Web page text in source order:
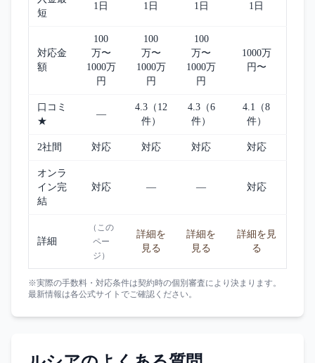
短
1日 1日 1日 1日
対応金
額
100
万〜
1000万
円
100
万〜
1000万
円
100
万〜
1000万
円
1000万
円〜
口コミ
★
—
4.3（12
件）
4.3（6
件）
4.1（8
件）
2社間 対応 対応 対応 対応
オンラ
イン完
結
対応 — — 対応
詳細
（この
ペー
ジ）
詳細を
見る
詳細を
見る
詳細を見
る
※実際の手数料・対応条件は契約時の個別審査により決まります。
最新情報は各公式サイトでご確認ください。